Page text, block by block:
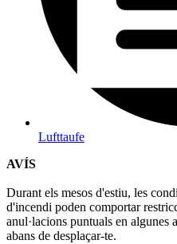
Lufttaufe
AVÍS
Durant els mesos d'estiu, les
d'incendi poden comportar
anul·lacions puntuals en
abans de desplaçar-te.